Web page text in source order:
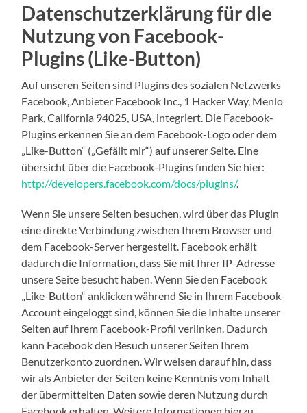
Datenschutzerklärung für die
Nutzung von Facebook-
Plugins (Like-Button)
Auf unseren Seiten sind Plugins des sozialen Netzwerks
Facebook, Anbieter Facebook Inc., 1 Hacker Way, Menlo
Park, California 94025, USA, integriert. Die Facebook-
Plugins erkennen Sie an dem Facebook-Logo oder dem
„Like-Button“ („Gefällt mir“) auf unserer Seite. Eine
übersicht über die Facebook-Plugins finden Sie hier:
http://developers.facebook.com/docs/plugins/.
Wenn Sie unsere Seiten besuchen, wird über das Plugin
eine direkte Verbindung zwischen Ihrem Browser und
dem Facebook-Server hergestellt. Facebook erhält
dadurch die Information, dass Sie mit Ihrer IP-Adresse
unsere Seite besucht haben. Wenn Sie den Facebook
„Like-Button“ anklicken während Sie in Ihrem Facebook-
Account eingeloggt sind, können Sie die Inhalte unserer
Seiten auf Ihrem Facebook-Profil verlinken. Dadurch
kann Facebook den Besuch unserer Seiten Ihrem
Benutzerkonto zuordnen. Wir weisen darauf hin, dass
wir als Anbieter der Seiten keine Kenntnis vom Inhalt
der übermittelten Daten sowie deren Nutzung durch
Facebook erhalten. Weitere Informationen hierzu